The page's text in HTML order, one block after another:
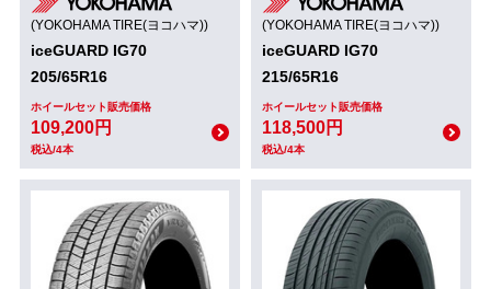
(YOKOHAMA TIRE(ヨコハマ))
iceGUARD IG70
205/65R16
ホイールセット販売価格
109,200円
税込/4本
(YOKOHAMA TIRE(ヨコハマ))
iceGUARD IG70
215/65R16
ホイールセット販売価格
118,500円
税込/4本